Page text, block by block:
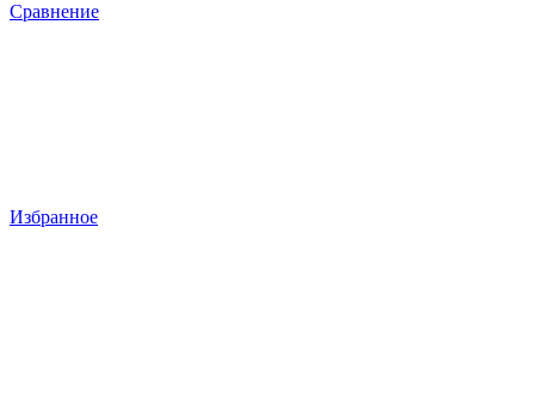
Сравнение
Избранное